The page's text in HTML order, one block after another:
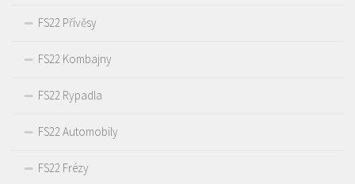
FS22 Přívěsy
FS22 Kombajny
FS22 Rypadla
FS22 Automobily
FS22 Frézy